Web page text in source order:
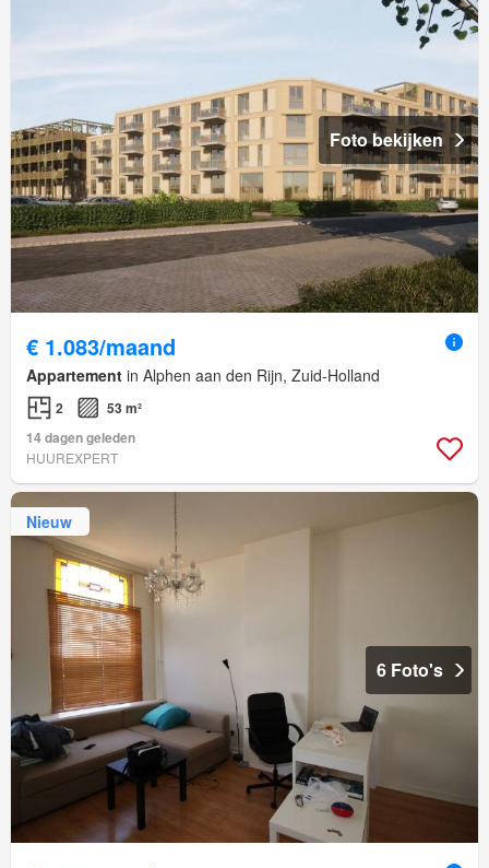
Foto bekijken
€ 1.083/maand
Appartement in Alphen aan den Rijn, Zuid-Holland
2
53 m²
14 dagen geleden
HUUREXPERT
Nieuw
6 Foto's